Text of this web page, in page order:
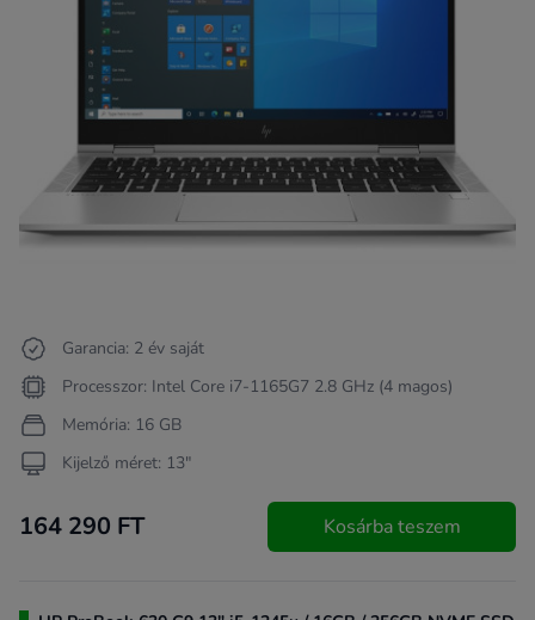
Garancia: 2 év saját
Processzor: Intel Core i7-1165G7 2.8 GHz (4 magos)
Memória: 16 GB
Kijelző méret: 13"
164 290 FT Kosárba teszem